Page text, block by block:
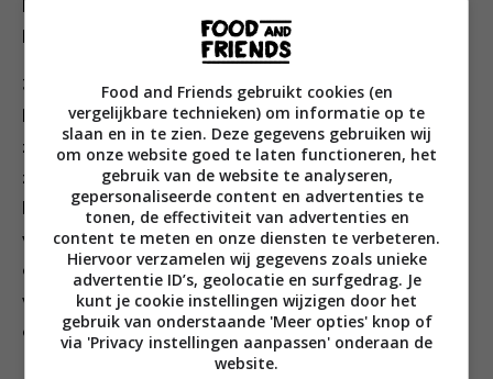
het water is geabsorbeerd.
3. Snijd intussen een kapje van elke tomaat, snijd de
harde witte kern eruit en gooi weg. Bewaar het kapje
zelf wel. Schep de pulp en pitjes uit de tomaten, voeg
ze toe aan de pan met rijst en zet de tomaten op de
bakplaat met de open kant naar boven. Haal de rijst
van het vuur en zet 10 minuten weg met het deksel op
de pan. Roer de korrels vervolgens los met een vork,
voeg de rest van de ingrediënten toe, behalve de olie,
en roer door elkaar.
Food and Friends gebruikt cookies (en
vergelijkbare technieken) om informatie op te
slaan en in te zien. Deze gegevens gebruiken wij
om onze website goed te laten functioneren, het
gebruik van de website te analyseren,
gepersonaliseerde content en advertenties te
tonen, de effectiviteit van advertenties en
content te meten en onze diensten te verbeteren.
Hiervoor verzamelen wij gegevens zoals unieke
advertentie ID’s, geolocatie en surfgedrag. Je
kunt je cookie instellingen wijzigen door het
gebruik van onderstaande 'Meer opties' knop of
via 'Privacy instellingen aanpassen' onderaan de
website.